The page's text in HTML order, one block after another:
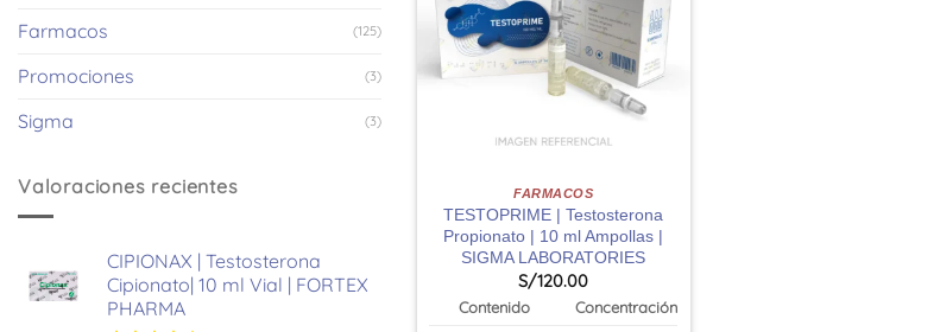
Farmacos (125)
Promociones (3)
Sigma (3)
Valoraciones recientes
CIPIONAX | Testosterona
Cipionato| 10 ml Vial | FORTEX
PHARMA
FARMACOS
TESTOPRIME | Testosterona
Propionato | 10 ml Ampollas |
SIGMA LABORATORIES
S/120.00
Contenido
Concentración